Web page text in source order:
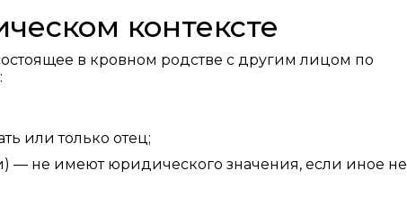
контексте
в кровном родстве с другим лицом по
или только отец;
— не имеют юридического значения, если иное не